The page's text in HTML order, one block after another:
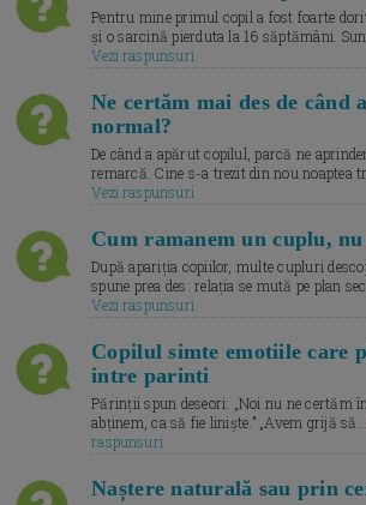
Pentru mine primul copil a fost foarte
și o sarcină pierduta la 16 săptămâni.
Vezi raspunsuri
Ne certăm mai des de când
normal?
De când a apărut copilul, parcă ne
remarcă. Cine s-a trezit din nou noaptea
Vezi raspunsuri
Cum ramanem un cuplu,
După apariția copiilor, multe cupluri
spune prea des: relația se mută pe plan
Vezi raspunsuri
Copilul simte emotiile care
intre parinti
Părinții spun deseori: „Noi nu ne certăm
abținem, ca să fie liniște.” „Avem grijă
raspunsuri
Naștere naturală sau prin